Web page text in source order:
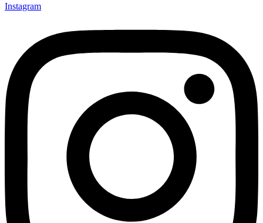
Instagram